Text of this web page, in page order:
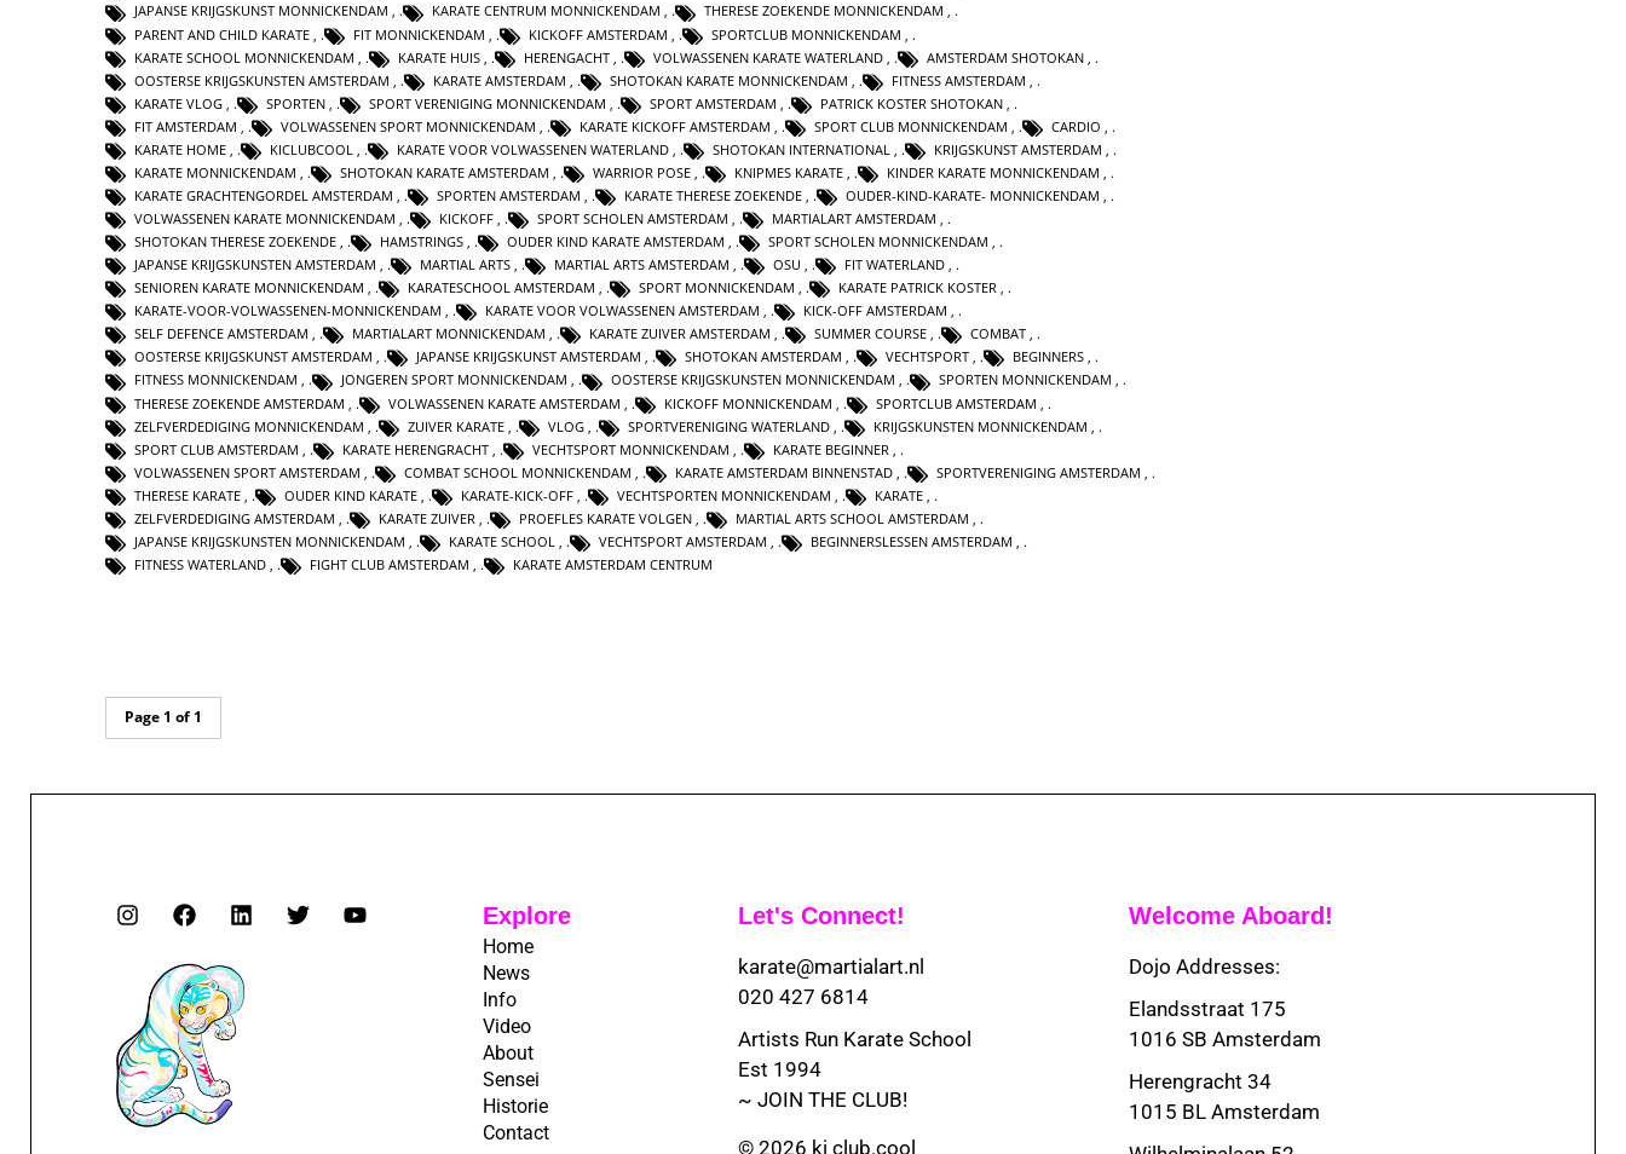
JAPANSE KRIJGSKUNST MONNICKENDAM , KARATE CENTRUM MONNICKENDAM , THERESE ZOEKENDE MONNICKENDAM ,
PARENT AND CHILD KARATE
FIT MONNICKENDAM KICKOFF AMSTERDAM SPORTCLUB MONNICKENDAM
KARATE SCHOOL MONNICKENDAM
KARATE HUIS HERENGACHT VOLWASSENEN KARATE WATERLAND AMSTERDAM SHOTOKAN
OOSTERSE KRIJGSKUNSTEN AMSTERDAM
KARATE AMSTERDAM SHOTOKAN KARATE MONNICKENDAM FITNESS AMSTERDAM
KARATE VLOG
SPORTEN SPORT VERENIGING MONNICKENDAM SPORT AMSTERDAM PATRICK KOSTER SHOTOKAN
FIT AMSTERDAM
VOLWASSENEN SPORT MONNICKENDAM KARATE KICKOFF AMSTERDAM SPORT CLUB MONNICKENDAM CARDIO
KARATE HOME
KICLUBCOOL KARATE VOOR VOLWASSENEN WATERLAND SHOTOKAN INTERNATIONAL KRIJGSKUNST AMSTERDAM
KARATE MONNICKENDAM
SHOTOKAN KARATE AMSTERDAM WARRIOR POSE KNIPMES KARATE KINDER KARATE MONNICKENDAM
KARATE GRACHTENGORDEL AMSTERDAM
SPORTEN AMSTERDAM KARATE THERESE ZOEKENDE OUDER-KIND-KARATE- MONNICKENDAM
VOLWASSENEN KARATE MONNICKENDAM , KICKOFF , SPORT SCHOLEN AMSTERDAM , MARTIALART AMSTERDAM ,
SHOTOKAN THERESE ZOEKENDE , HAMSTRINGS , OUDER KIND KARATE AMSTERDAM , SPORT SCHOLEN MONNICKENDAM ,
JAPANSE KRIJGSKUNSTEN AMSTERDAM , MARTIAL ARTS , MARTIAL ARTS AMSTERDAM , OSU , FIT WATERLAND ,
SENIOREN KARATE MONNICKENDAM , KARATESCHOOL AMSTERDAM , SPORT MONNICKENDAM , KARATE PATRICK KOSTER ,
KARATE-VOOR-VOLWASSENEN-MONNICKENDAM , KARATE VOOR VOLWASSENEN AMSTERDAM , KICK-OFF AMSTERDAM ,
SELF DEFENCE AMSTERDAM , MARTIALART MONNICKENDAM , KARATE ZUIVER AMSTERDAM , SUMMER COURSE , COMBAT ,
OOSTERSE KRIJGSKUNST AMSTERDAM , JAPANSE KRIJGSKUNST AMSTERDAM , SHOTOKAN AMSTERDAM , VECHTSPORT , BEGINNERS ,
FITNESS MONNICKENDAM , JONGEREN SPORT MONNICKENDAM , OOSTERSE KRIJGSKUNSTEN MONNICKENDAM , SPORTEN MONNICKENDAM ,
THERESE ZOEKENDE AMSTERDAM
VOLWASSENEN KARATE AMSTERDAM KICKOFF MONNICKENDAM SPORTCLUB AMSTERDAM
ZELFVERDEDIGING MONNICKENDAM
ZUIVER KARATE VLOG SPORTVERENIGING WATERLAND KRIJGSKUNSTEN MONNICKENDAM
SPORT CLUB AMSTERDAM
KARATE HERENGRACHT VECHTSPORT MONNICKENDAM KARATE BEGINNER
VOLWASSENEN SPORT AMSTERDAM
COMBAT SCHOOL MONNICKENDAM KARATE AMSTERDAM BINNENSTAD SPORTVERENIGING AMSTERDAM
THERESE KARATE
OUDER KIND KARATE KARATE-KICK-OFF VECHTSPORTEN MONNICKENDAM KARATE
ZELFVERDEDIGING AMSTERDAM
KARATE ZUIVER PROEFLES KARATE VOLGEN MARTIAL ARTS SCHOOL AMSTERDAM
JAPANSE KRIJGSKUNSTEN MONNICKENDAM
KARATE SCHOOL VECHTSPORT AMSTERDAM BEGINNERSLESSEN AMSTERDAM
FITNESS WATERLAND
FIGHT CLUB AMSTERDAM KARATE AMSTERDAM CENTRUM
Page 1 of 1
Explore
Home
News
Info
Video
About
Sensei
Historie
Contact
Let's Connect!
karate@martialart.nl
020 427 6814
Artists Run Karate School
Est 1994
~ JOIN THE CLUB!
© 2026 ki club.cool
Welcome Aboard!
Dojo Addresses:
Elandsstraat 175
1016 SB Amsterdam
Herengracht 34
1015 BL Amsterdam